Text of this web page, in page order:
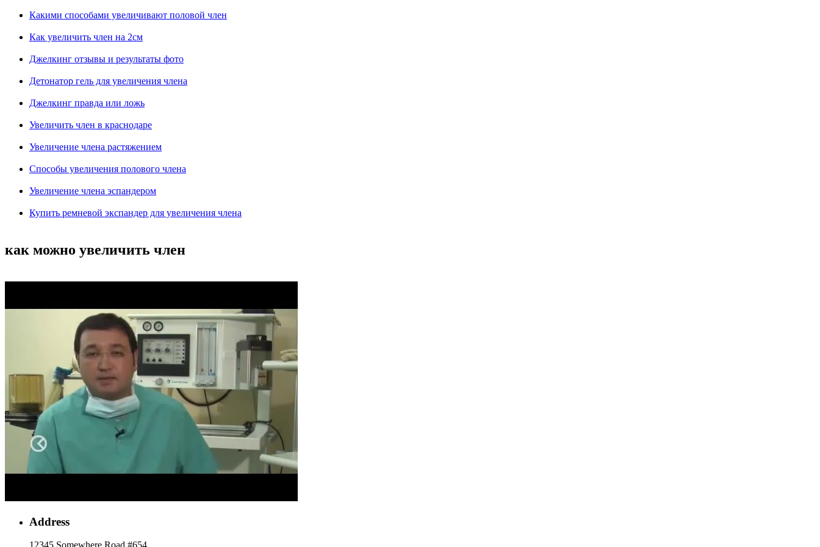
Какими способами увеличивают половой член
Как увеличить член на 2см
Джелкинг отзывы и результаты фото
Детонатор гель для увеличения члена
Джелкинг правда или ложь
Увеличить член в краснодаре
Увеличение члена растяжением
Способы увеличения полового члена
Увеличение члена эспандером
Купить ремневой экспандер для увеличения члена
как можно увеличить член
Address